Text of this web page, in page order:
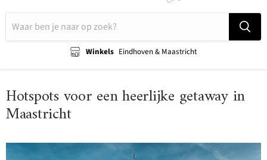
Winkels Eindhoven & Maastricht
Hotspots voor een heerlijke getaway in
Maastricht